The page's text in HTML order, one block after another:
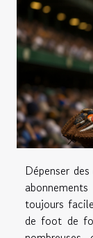
Dépenser
toujours
de foot de